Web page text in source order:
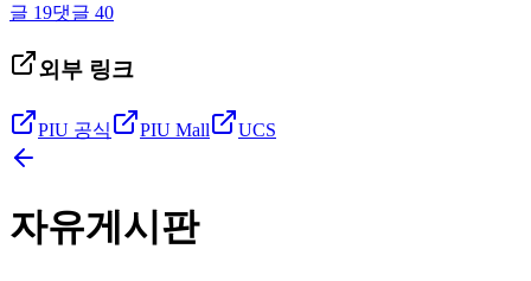
글 19댓글 40
외부 링크
PIU 공식 PIU Mall UCS
자유게시판